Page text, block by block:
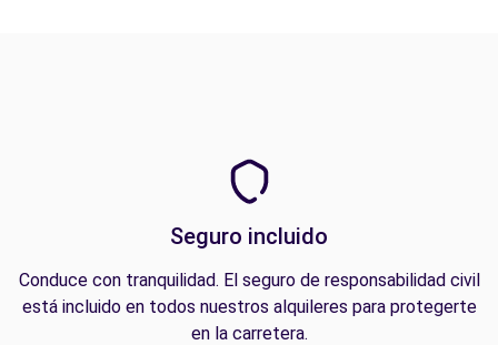
Seguro incluido
Conduce con tranquilidad. El seguro de responsabilidad civil
está incluido en todos nuestros alquileres para protegerte
en la carretera.